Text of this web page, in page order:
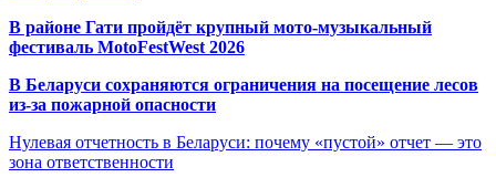
В районе Гати пройдёт крупный мото-музыкальный
фестиваль MotoFestWest 2026
В Беларуси сохраняются ограничения на посещение лесов
из-за пожарной опасности
Нулевая отчетность в Беларуси: почему «пустой» отчет — это
зона ответственности